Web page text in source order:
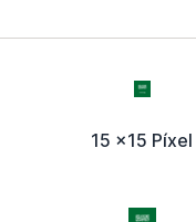
15 x15 Píxel